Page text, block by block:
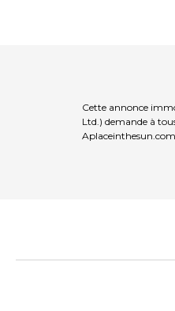
Cette annonce
Ltd.) demande à